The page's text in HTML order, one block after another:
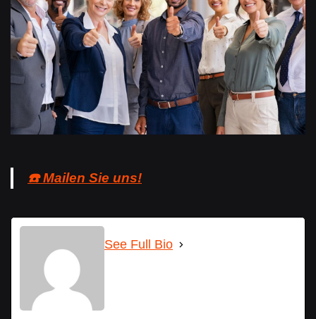
☎️ Mailen Sie uns!
See Full Bio